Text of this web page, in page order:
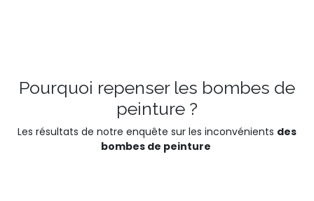
Pourquoi repenser les bombes de
peinture ?
Les résultats de notre enquête sur les inconvénients des
bombes de peinture